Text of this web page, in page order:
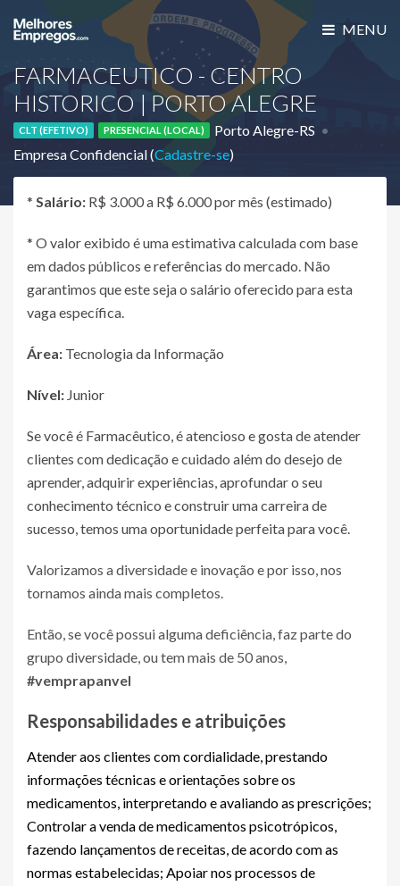
MENU
FARMACEUTICO - CENTRO
HISTORICO | PORTO ALEGRE
CLT (EFETIVO) PRESENCIAL (LOCAL)
Porto Alegre-RS
Empresa Confidencial (Cadastre-se)
* Salário: R$ 3.000 a R$ 6.000 por mês (estimado)
* O valor exibido é uma estimativa calculada com base
em dados públicos e referências do mercado. Não
garantimos que este seja o salário oferecido para esta
vaga específica.
Área: Tecnologia da Informação
Nível: Junior
Se você é Farmacêutico, é atencioso e gosta de atender
clientes com dedicação e cuidado além do desejo de
aprender, adquirir experiências, aprofundar o seu
conhecimento técnico e construir uma carreira de
sucesso, temos uma oportunidade perfeita para você.
Valorizamos a diversidade e inovação e por isso, nos
tornamos ainda mais completos.
Então, se você possui alguma deficiência, faz parte do
grupo diversidade, ou tem mais de 50 anos,
#vemprapanvel
Responsabilidades e atribuições
Atender aos clientes com cordialidade, prestando
informações técnicas e orientações sobre os
medicamentos, interpretando e avaliando as prescrições;
Controlar a venda de medicamentos psicotrópicos,
fazendo lançamentos de receitas, de acordo com as
normas estabelecidas; Apoiar nos processos de